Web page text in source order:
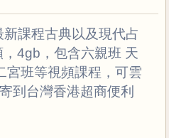
課程古典以及現代占
4gb，包含六親班 天
宮班等視頻課程，可雲
到台灣香港超商便利